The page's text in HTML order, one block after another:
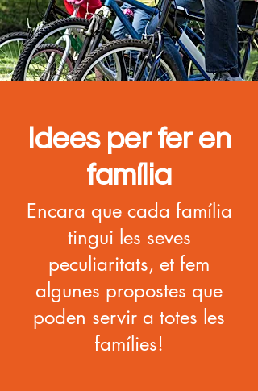
Idees per fer en
família
Encara que cada família
tingui les seves
peculiaritats, et fem
algunes propostes que
poden servir a totes les
famílies!